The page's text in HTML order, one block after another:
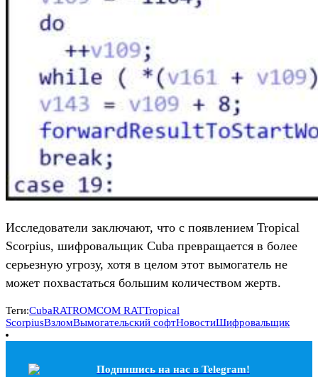
Исследователи заключают, что с появлением Tropical
Scorpius, шифровальщик Cuba превращается в более
серьезную угрозу, хотя в целом этот вымогатель не
может похвастаться большим количеством жертв.
Теги:CubaRATROMCOM RATTropical
ScorpiusВзломВымогательский софтНовостиШифровальщик
Подпишись на наc в Telegram!